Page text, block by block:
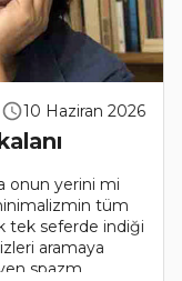
10 Haziran 2026
onun yerini mi
tüm
tek seferde indiği
aramaya
spazm..